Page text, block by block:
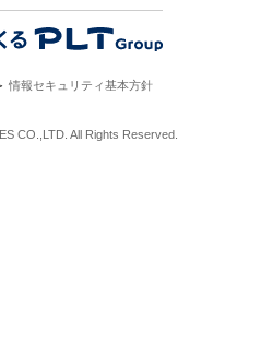
情報セキュリティ基本方針
CO.,LTD. All Rights Reserved.